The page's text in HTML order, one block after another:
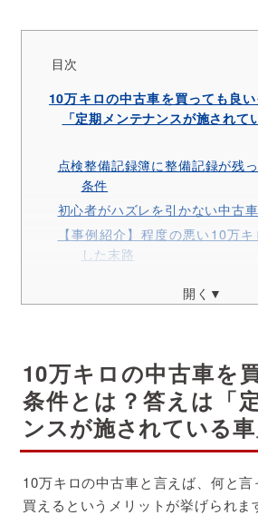
目次
10万キロの中古車を買っても良
「定期メンテナンスが施されて
点検整備記録簿に整備記録が残
条件
初心者がハズレを引かない中古
【事例紹介】程度の悪い10万
した末路
【特選】整備士がおすすめする10
例2：トヨタ/センチュリー
例3：ダイハツ/ハイゼット
相場で比較！10万キロの中古車の
メリット1：販売価格が安い
開く▼
10万キロの中古車を
条件とは？答えは「
ンスが施されている車
10万キロの中古車と言えば、何と言
買えるというメリットが挙げられま